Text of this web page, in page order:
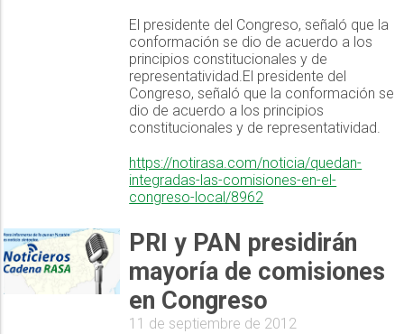
El presidente del Congreso, señaló que la
conformación se dio de acuerdo a los
principios constitucionales y de
representatividad.El presidente del
Congreso, señaló que la conformación se
dio de acuerdo a los principios
constitucionales y de representatividad.
https://notirasa.com/noticia/quedan-
integradas-las-comisiones-en-el-
congreso-local/8962
PRI y PAN presidirán
mayoría de comisiones
en Congreso
11 de septiembre de 2012